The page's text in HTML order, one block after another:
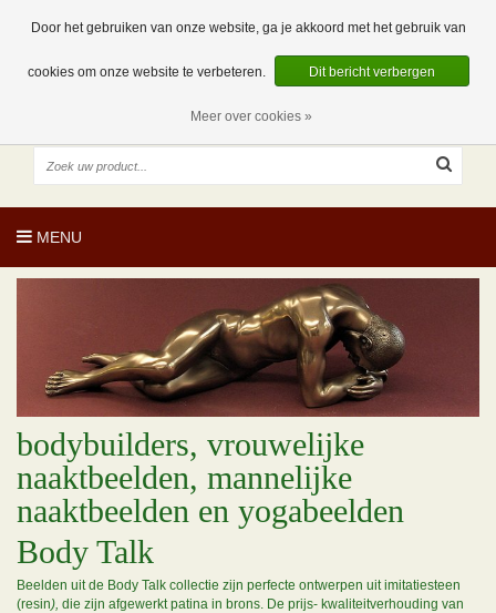
0 Artikelen
NL
EUR
MENU
bodybuilders, vrouwelijke
naaktbeelden, mannelijke
naaktbeelden en yogabeelden
Body Talk
Beelden uit de Body Talk collectie zijn perfecte ontwerpen uit imitatiesteen
(resin), die zijn afgewerkt patina in brons. De prijs- kwaliteitverhouding van
Door het gebruiken van onze website, ga je akkoord met het gebruik van
cookies om onze website te verbeteren. Dit bericht verbergen
Meer over cookies »